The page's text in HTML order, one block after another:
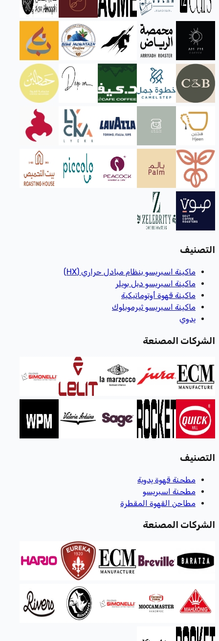
التصنيف
ماكينة اسبريسو بنظام مبادل حراري (HX)
ماكينة اسبريسو دبل بويلر
ماكينة قهوة أوتوماتيكية
ماكينة اسبريسو ثيرموبلوك
يدوي
الشركات المصنعة
التصنيف
مطحنة قهوة يدوية
مطحنة اسبريسو
مطاحن القهوة المقطرة
الشركات المصنعة